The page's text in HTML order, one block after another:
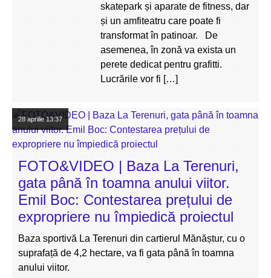
skatepark și aparate de fitness, dar
și un amfiteatru care poate fi
transformat în patinoar. De
asemenea, în zonă va exista un
perete dedicat pentru grafitti.
Lucrările vor fi […]
28 aprilie13:37
FOTO&VIDEO | Baza La Terenuri,
gata până în toamna anului viitor.
Emil Boc: Contestarea prețului de
expropriere nu împiedică proiectul
Baza sportivă La Terenuri din cartierul Mănăștur, cu o
suprafață de 4,2 hectare, va fi gata până în toamna
anului viitor.